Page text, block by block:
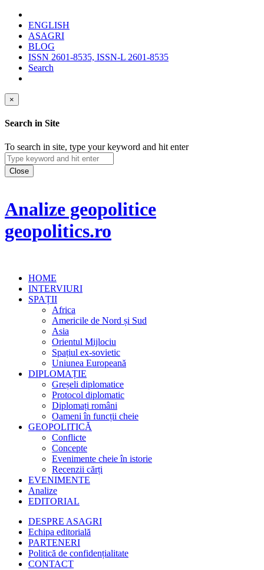
ENGLISH
ASAGRI
BLOG
ISSN 2601-8535, ISSN-L 2601-8535
Search
×
Search in Site
To search in site, type your keyword and hit enter
Close
Analize geopolitice
geopolitics.ro
HOME
INTERVIURI
SPAȚII
Africa
Americile de Nord și Sud
Asia
Orientul Mijlociu
Spațiul ex-sovietic
Uniunea Europeană
DIPLOMAȚIE
Greșeli diplomatice
Protocol diplomatic
Diplomați români
Oameni în funcții cheie
GEOPOLITICĂ
Conflicte
Concepte
Evenimente cheie în istorie
Recenzii cărți
EVENIMENTE
Analize
EDITORIAL
DESPRE ASAGRI
Echipa editorială
PARTENERI
Politică de confidențialitate
CONTACT